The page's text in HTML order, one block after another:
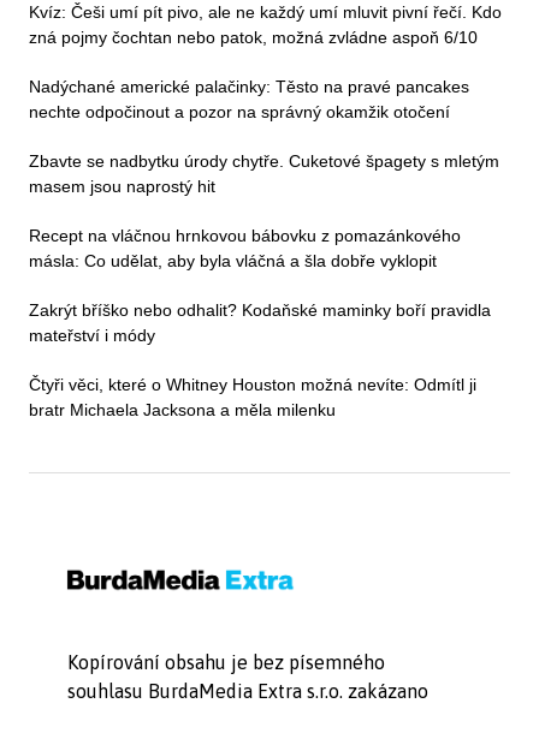
Kvíz: Češi umí pít pivo, ale ne každý umí mluvit pivní řečí. Kdo
zná pojmy čochtan nebo patok, možná zvládne aspoň 6/10
Nadýchané americké palačinky: Těsto na pravé pancakes
nechte odpočinout a pozor na správný okamžik otočení
Zbavte se nadbytku úrody chytře. Cuketové špagety s mletým
masem jsou naprostý hit
Recept na vláčnou hrnkovou bábovku z pomazánkového
másla: Co udělat, aby byla vláčná a šla dobře vyklopit
Zakrýt bříško nebo odhalit? Kodaňské maminky boří pravidla
mateřství i módy
Čtyři věci, které o Whitney Houston možná nevíte: Odmítl ji
bratr Michaela Jacksona a měla milenku
Kopírování obsahu je bez písemného
souhlasu BurdaMedia Extra s.r.o. zakázano